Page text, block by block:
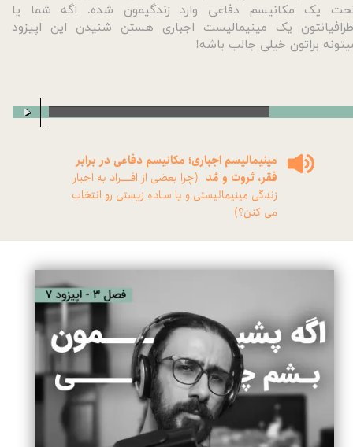
یک مکانیسم دفاعی وارد زندگیمون شده. اگه شما یا
یک مینیمالیست اجباری هستن شنیدن این اپیزود
براتون خیلی جالب باشه!
مینیمالیسم اجباری؛ مکانیسم دفاعی در برابر
فقر، ثروت و مُد (چرا بعضی از افــــراد به اجبار
زندگی مینیمالیستی و یا سـاده زیستی رو انتخاب
می کنن؟)